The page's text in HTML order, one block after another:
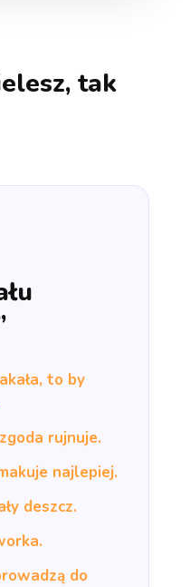
tak
to by
rujnuje.
najlepiej.
deszcz.
do